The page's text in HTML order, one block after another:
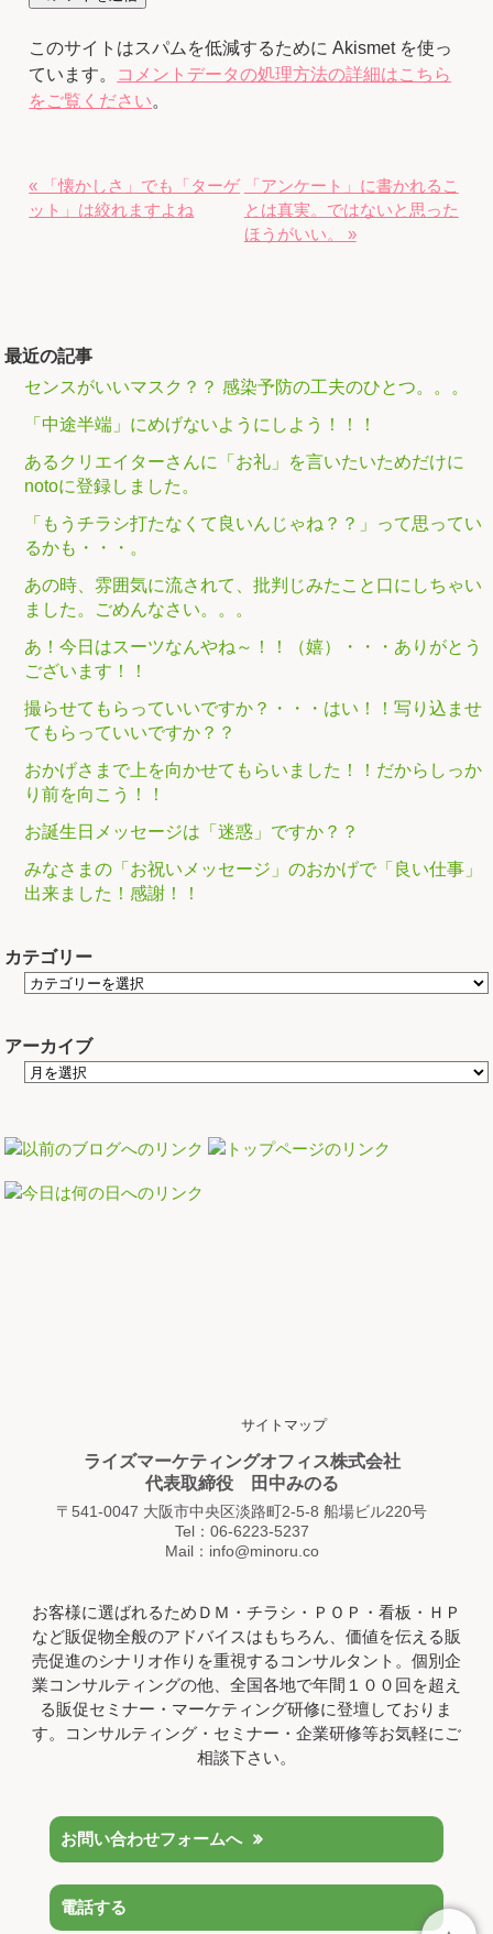
このサイトはスパムを低減するために Akismet を使っ
ています。
コメントデータの処理方法の詳細はこちら
をご覧ください。
« 「懐かしさ」でも「ターゲ
ット」は絞れますよね
「アンケート」に書かれるこ
とは真実。ではないと思った
ほうがいい。 »
最近の記事
センスがいいマスク？？ 感染予防の工夫のひとつ。。。
「中途半端」にめげないようにしよう！！！
あるクリエイターさんに「お礼」を言いたいためだけに
notoに登録しました。
「もうチラシ打たなくて良いんじゃね？？」って思ってい
るかも・・・。
あの時、雰囲気に流されて、批判じみたこと口にしちゃい
ました。ごめんなさい。。。
あ！今日はスーツなんやね～！！（嬉）・・・ありがとう
ございます！！
撮らせてもらっていいですか？・・・はい！！写り込ませ
てもらっていいですか？？
おかげさまで上を向かせてもらいました！！だからしっか
り前を向こう！！
お誕生日メッセージは「迷惑」ですか？？
みなさまの「お祝いメッセージ」のおかげで「良い仕事」
出来ました！感謝！！
カテゴリー
アーカイブ
サイトマップ
ライズマーケティングオフィス株式会社
代表取締役 田中みのる
〒541-0047 大阪市中央区淡路町2-5-8 船場ビル220号
Tel：06-6223-5237
Mail：info@minoru.co
お客様に選ばれるためＤＭ・チラシ・ＰＯＰ・看板・ＨＰ
など販促物全般のアドバイスはもちろん、価値を伝える販
売促進のシナリオ作りを重視するコンサルタント。個別企
業コンサルティングの他、全国各地で年間１００回を超え
る販促セミナー・マーケティング研修に登壇しておりま
す。コンサルティング・セミナー・企業研修等お気軽にご
相談下さい。
お問い合わせフォームへ
電話する